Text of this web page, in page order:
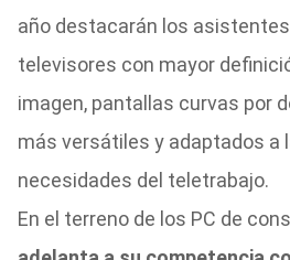
año destacarán los
televisores con mayor
imagen, pantallas curvas por
más versátiles y adaptados a
necesidades del teletrabajo.
En el terreno de los PC de